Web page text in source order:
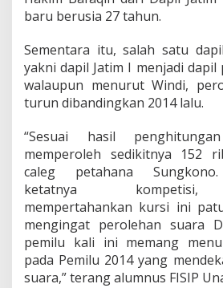
baru berusia 27 tahun.
Sementara itu, salah satu
yakni dapil Jatim I menjadi
walaupun menurut Windi,
turun dibandingkan 2014 lalu.
“Sesuai hasil
memperoleh sedikitnya 152
caleg petahana
ketatnya kompetisi,
mempertahankan kursi ini
mengingat perolehan suara
pemilu kali ini memang
pada Pemilu 2014 yang
suara,” terang alumnus FISIP